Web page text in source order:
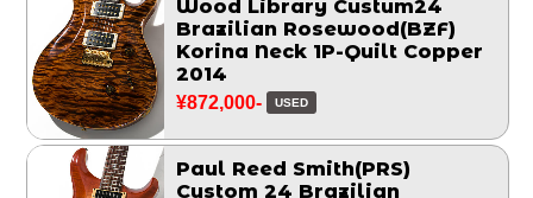
Wood Library Custum24
Brazilian Rosewood(BZF)
Korina Neck 1P-Quilt Copper
2014
¥872,000- USED
Paul Reed Smith(PRS)
Custom 24 Brazilian